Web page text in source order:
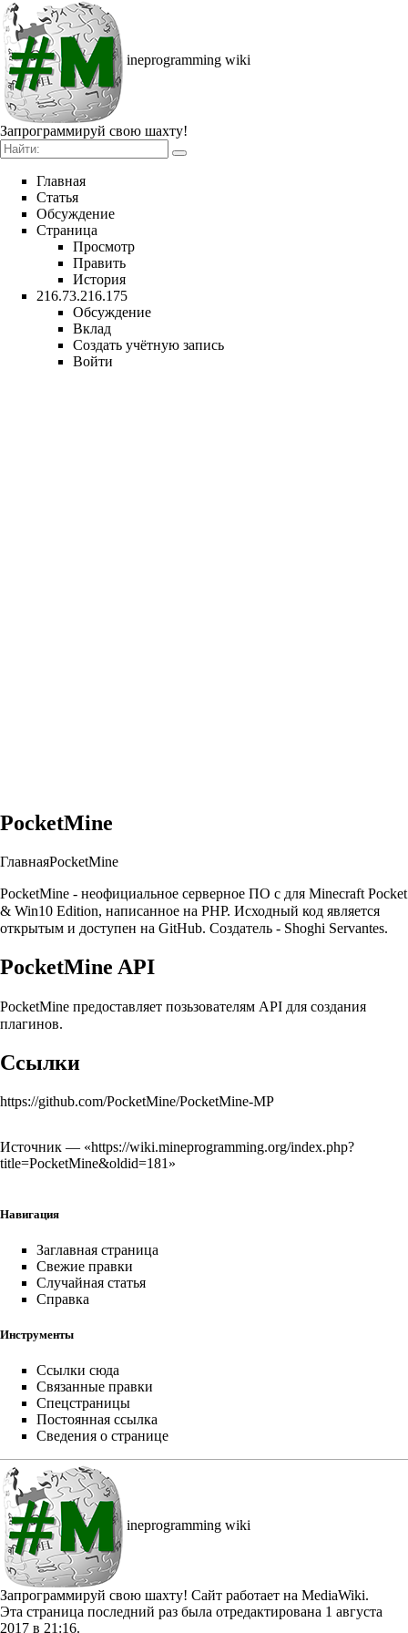
ineprogramming wiki
Запрограммируй свою шахту!
Главная
Статья
Обсуждение
Страница
Просмотр
Править
История
216.73.216.175
Обсуждение
Вклад
Создать учётную запись
Войти
PocketMine
ГлавнаяPocketMine
PocketMine - неофициальное серверное ПО с для Minecraft Pocket
& Win10 Edition, написанное на PHP. Исходный код является
открытым и доступен на GitHub. Создатель - Shoghi Servantes.
PocketMine API
PocketMine предоставляет позьзователям API для создания
плагинов.
Ссылки
https://github.com/PocketMine/PocketMine-MP
Источник — «https://wiki.mineprogramming.org/index.php?
title=PocketMine&oldid=181»
Навигация
Заглавная страница
Свежие правки
Случайная статья
Справка
Инструменты
Ссылки сюда
Связанные правки
Спецстраницы
Постоянная ссылка
Сведения о странице
ineprogramming wiki
Запрограммируй свою шахту! Сайт работает на MediaWiki.
Эта страница последний раз была отредактирована 1 августа
2017 в 21:16.